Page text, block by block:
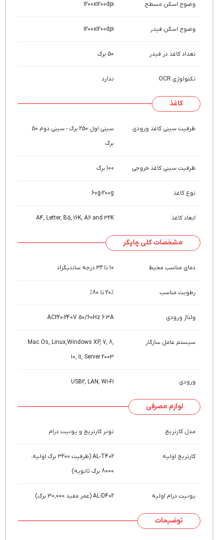
وضوح اسکن مسطح 1200x1200dpi
وضوح اسکن فیدر 1200x1200dpi
تعداد کاغذ در فیدر 50 برگ
تکنولوژی OCR ندارد
کاغذ
ظرفیت سینی کاغذ ورودی
سینی اول 250 برگ - سینی دوم 50
برگ
ظرفیت سینی کاغذ خروجی 100 برگ
نوع کاغذ 60g-200g
ابعاد کاغذ A4, Letter, B5, 16K, A6 and 32K
مشخصات کلی چاپگر
دمای مناسب محیط 10 تا 32 درجه سانتیگراد
رطوبت مناسب 20% تا 80%
ولتاژ ورودی AC220-240V 50/60Hz 6.3A
سیستم عامل سازگار
Mac Os, Linux,Windows XP, 7, 8,
10, 11, Server 2003
ورودی USB2, LAN, Wi-Fi
لوازم مصرفی
مدل کارتریج تونر کارتریج و یونیت درام
کارتریج اولیه
AL-T402 (ظرفیت 3200 برگ اولیه،
8000 برگ ثانویه)
یونیت درام اولیه AL-D402 (عمر مفید 30,000 برگ)
توضیحات